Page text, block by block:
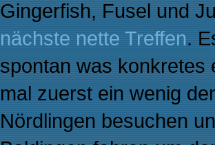
Gingerfish, Fusel und
nächste nette Treffen.
spontan was konkretes
mal zuerst ein wenig
Nördlingen besuchen